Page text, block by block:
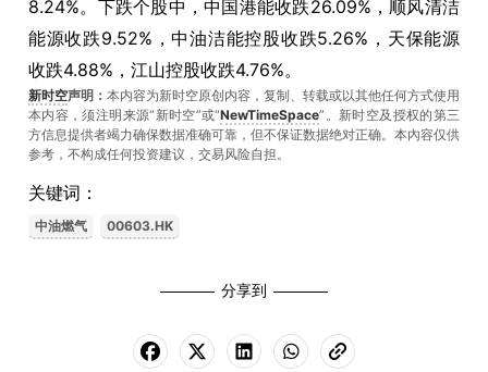
8.24%。下跌个股中，中国港能收跌26.09%，顺风清洁
能源收跌9.52%，中油洁能控股收跌5.26%，天保能源
收跌4.88%，江山控股收跌4.76%。
新时空声明： 本内容为新时空原创内容，复制、转载或以其他任何方式使用
本内容，须注明来源“新时空”或“NewTimeSpace”。新时空及授权的第三
方信息提供者竭力确保数据准确可靠，但不保证数据绝对正确。本內容仅供
参考，不构成任何投资建议，交易风险自担。
关键词：
中油燃气 00603.HK
分享到